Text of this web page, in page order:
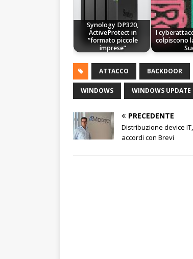
Synology DP320,
ActiveProtect in
“formato piccole
imprese”
I
colpiscono
ATTACCO BACKDOOR
WINDOWS WINDOWS UPDATE
PRECEDENTE
Distribuzione device
accordi con Brevi